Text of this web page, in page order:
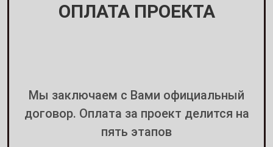
ОПЛАТА ПРОЕКТА
Мы заключаем с Вами официальный
договор. Оплата за проект делится на
пять этапов